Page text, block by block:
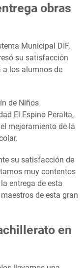
obras
Municipal DIF,
su satisfacción
a los alumnos de
de Niños
El Espino Peralta,
mejoramiento de la
su satisfacción de
muy contentos
entrega de esta
de esta gran
en